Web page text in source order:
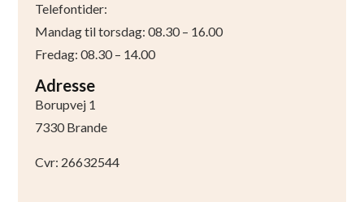
Telefontider:
Mandag til torsdag: 08.30 – 16.00
Fredag: 08.30 – 14.00
Adresse
Borupvej 1
7330 Brande
Cvr: 26632544